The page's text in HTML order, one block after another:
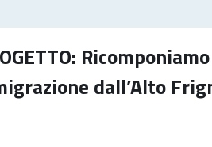
dall’Alto